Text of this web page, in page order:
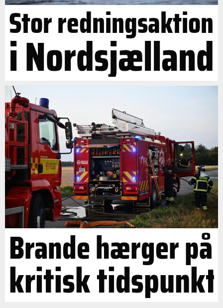
Stor redningsaktion
i Nordsjælland
Brande hærger på
kritisk tidspunkt